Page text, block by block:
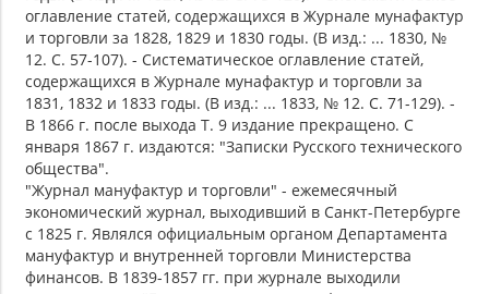
оглавление статей, содержащихся в Журнале мунафактур
и торговли за 1828, 1829 и 1830 годы. (В изд.: ... 1830, №
12. С. 57-107). - Систематическое оглавление статей,
содержащихся в Журнале мунафактур и торговли за
1831, 1832 и 1833 годы. (В изд.: ... 1833, № 12. С. 71-129). -
В 1866 г. после выхода Т. 9 издание прекращено. С
января 1867 г. издаются: "Записки Русского технического
общества".
"Журнал мануфактур и торговли" - ежемесячный
экономический журнал, выходивший в Санкт-Петербурге
с 1825 г. Являлся официальным органом Департамента
мануфактур и внутренней торговли Министерства
финансов. В 1839-1857 гг. при журнале выходили